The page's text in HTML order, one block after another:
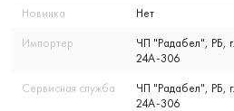
Новинка Нет
Импортер
ЧП "Радабел", РБ,
24А-306
Сервисная служба
ЧП "Радабел", РБ,
24А-306